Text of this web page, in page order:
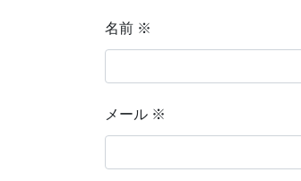
名前 ※
メール ※